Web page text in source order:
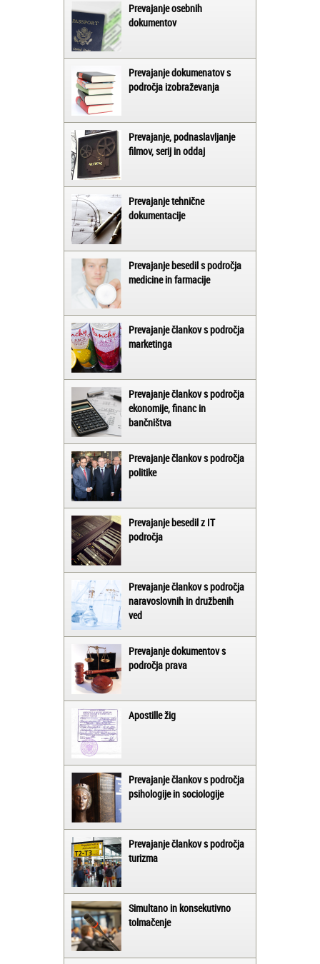
Prevajanje osebnih
dokumentov
Prevajanje dokumenatov s
področja izobraževanja
Prevajanje, podnaslavljanje
filmov, serij in oddaj
Prevajanje tehnične
dokumentacije
Prevajanje besedil s področja
medicine in farmacije
Prevajanje člankov s področja
marketinga
Prevajanje člankov s področja
ekonomije, financ in
bančništva
Prevajanje člankov s področja
politike
Prevajanje besedil z IT
področja
Prevajanje člankov s področja
naravoslovnih in družbenih
ved
Prevajanje dokumentov s
področja prava
Apostille žig
Prevajanje člankov s področja
psihologije in sociologije
Prevajanje člankov s področja
turizma
Simultano in konsekutivno
tolmačenje